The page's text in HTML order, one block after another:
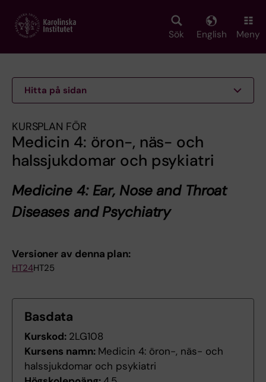
main
Sök English Meny
Hitta på sidan
KURSPLAN FÖR
Medicin 4: öron-, näs- och
halssjukdomar och psykiatri
Medicine 4: Ear, Nose and Throat
Diseases and Psychiatry
Versioner av denna plan:
HT24HT25
Basdata
Kurskod: 2LG108
Kursens namn: Medicin 4: öron-, näs- och
halssjukdomar och psykiatri